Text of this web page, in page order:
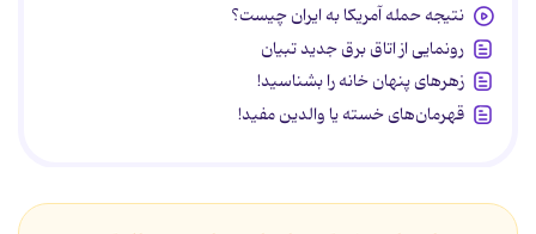
نتیجه حمله آمریکا به ایران چیست؟
رونمایی از اتاق برق جدید تبیان
زهرهای پنهان خانه را بشناسید!
قهرمان‌های خسته یا والدین مفید!